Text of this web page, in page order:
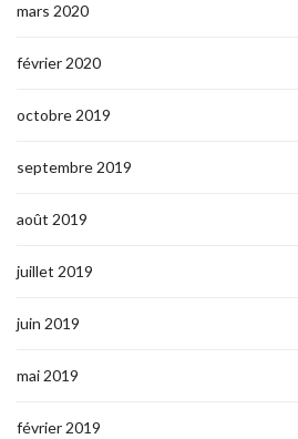
mars 2020
février 2020
octobre 2019
septembre 2019
août 2019
juillet 2019
juin 2019
mai 2019
février 2019